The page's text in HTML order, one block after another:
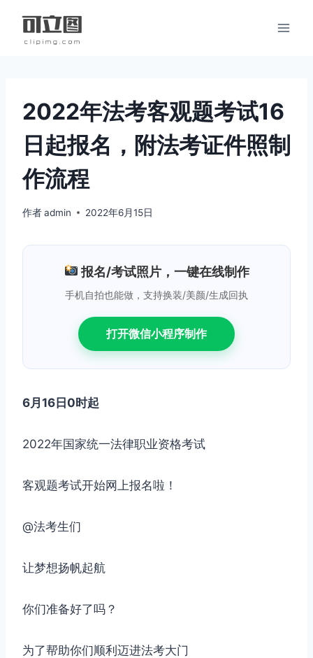
2022年法考客观题考试16
日起报名，附法考证件照制
作流程
作者admin 2022年6月15日
报名/考试照片，一键在线制作
手机自拍也能做，支持换装/美颜/生成回执
打开微信小程序制作
6月16日0时起
2022年国家统一法律职业资格考试
客观题考试开始网上报名啦！
@法考生们
让梦想扬帆起航
你们准备好了吗？
为了帮助你们顺利迈进法考大门